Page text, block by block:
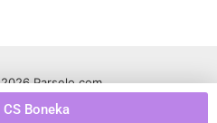
Parselo.com
Boneka